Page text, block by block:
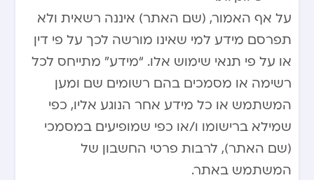
על אף האמור, (שם האתר) איננה רשאית ולא
תפרסם מידע למי שאינו מורשה לכך על פי דין
או על פי תנאי שימוש אלו. “מידע” מתייחס לכל
רשימה או מסמכים בהם רשומים שם ומען
המשתמש או כל מידע אחר הנוגע אליו, כפי
שמילא ברישומו ו/או כפי שמופיעים במסמכי
(שם האתר), לרבות פרטי החשבון של
המשתמש באתר.